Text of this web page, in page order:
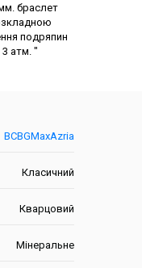
BCBGMaxAzria
Класичний
Кварцовий
Мінеральне
браслет
подряпин
атм. "